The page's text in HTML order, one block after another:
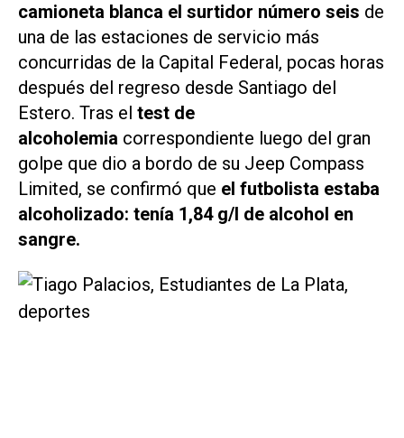
camioneta blanca el surtidor número seis de
una de las estaciones de servicio más
concurridas de la Capital Federal, pocas horas
después del regreso desde Santiago del
Estero. Tras el test de
alcoholemia correspondiente luego del gran
golpe que dio a bordo de su Jeep Compass
Limited, se confirmó que el futbolista estaba
alcoholizado: tenía 1,84 g/l de alcohol en
sangre.